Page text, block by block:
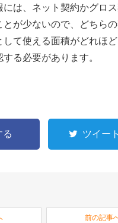
には、ネット契約かグロ
とが少ないので、どちら
て使える面積がどれほ
る必要があります。
る ツイー
前の記事